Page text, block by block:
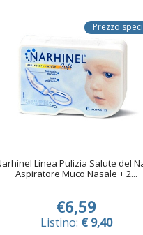
Prezzo
Linea Pulizia Salute del
Aspiratore Muco Nasale + 2...
€6,59
Listino: € 9,40